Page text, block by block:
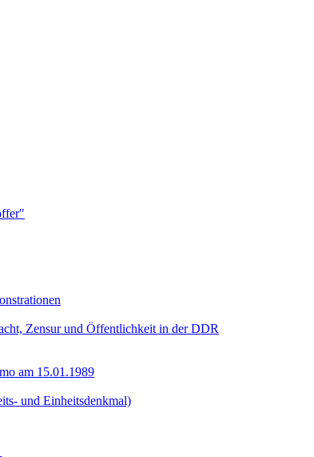
Zensur und Öffentlichkeit in der DDR
am 15.01.1989
und Einheitsdenkmal)